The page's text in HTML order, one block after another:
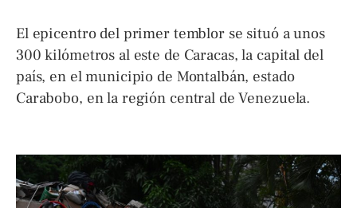
El epicentro del primer temblor se situó a unos
300 kilómetros al este de Caracas, la capital del
país, en el municipio de Montalbán, estado
Carabobo, en la región central de Venezuela.